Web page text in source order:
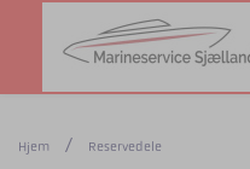
Hjem Reservedele